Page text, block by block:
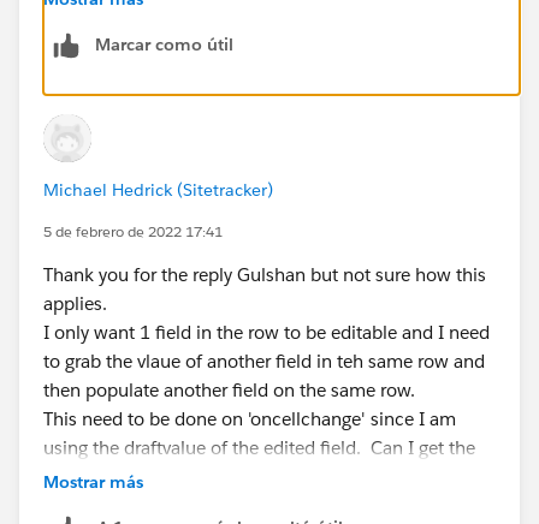
ThanksMarcar como útil
Michael Hedrick (Sitetracker)
5 de febrero de 2022 17:41
Thank you for the reply Gulshan but not sure how this
applies.
I only want 1 field in the row to be editable and I need
to grab the vlaue of another field in teh same row and
then populate another field on the same row.
This need to be done on 'oncellchange' since I am
using the draftvalue of the edited field. Can I get the
field value of the other fields using:
Mostrar más